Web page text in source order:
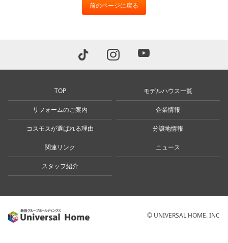
前のページに戻る
TOP モデルハウス一覧
リフォームのご案内 企業情報
コスモスが選ばれる理由 分譲地情報
関連リンク ニュース
スタッフ紹介
© UNIVERSAL HOME. INC